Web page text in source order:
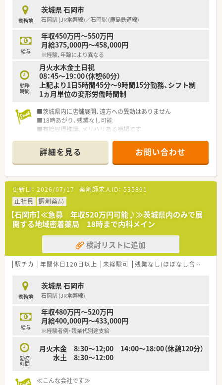
■店舗はすべて市内に集中しているため、キャリアアップに伴う
転居を伴う異動の心配はありません。
■残業はほとんど発生しない職場環境のため、毎日メリハリをつ
けて働くことが可能です。
勤務地
茨城県 石岡市
石岡駅 (JR常磐線)／石岡駅 (鹿島鉄道線)
給与
年収450万円～550万円
月給375,000円～458,000円
※経験、年齢により異なる
勤務
時間
月火水木金土日祝
08：45～19：00（休憩60分）
上記より1日5時間45分～9時間15分勤務、シフト制
1ヵ月単位の変形労働時間制
■茨城県内に店舗展開、遠方への異動はありません
■18時あがり、残業なし可能
■有給取得推奨、メリハリある職場です
詳細を見る お問い合わせ
更新日： 2026/07/17 薬剤師求人ID： 535891
正社員
調剤薬局
【石岡市】≪急募 年収520万円可能♪≫茨城県内のみで展
開する地域密着薬局 18時まで内科メイン
検討リストに追加
駅チカ 年間休日120日以上 未経験可 残業なし(ほぼなし含む)
勤務地
茨城県 石岡市
石岡駅 (JR常磐線)
給与
年収480万円～520万円
月給400,000円～433,000円
※経験者例・残業代別途支給
勤務
時間
月火木金 8:30～12;00 14:00～18:00（休憩120分）
水土 8:30～12:00
≪こんな会社です≫